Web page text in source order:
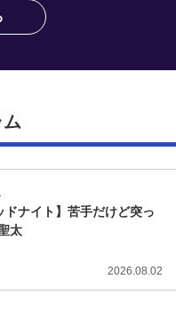
ドナイト】苦手だけど突っ
太
2026.08.02